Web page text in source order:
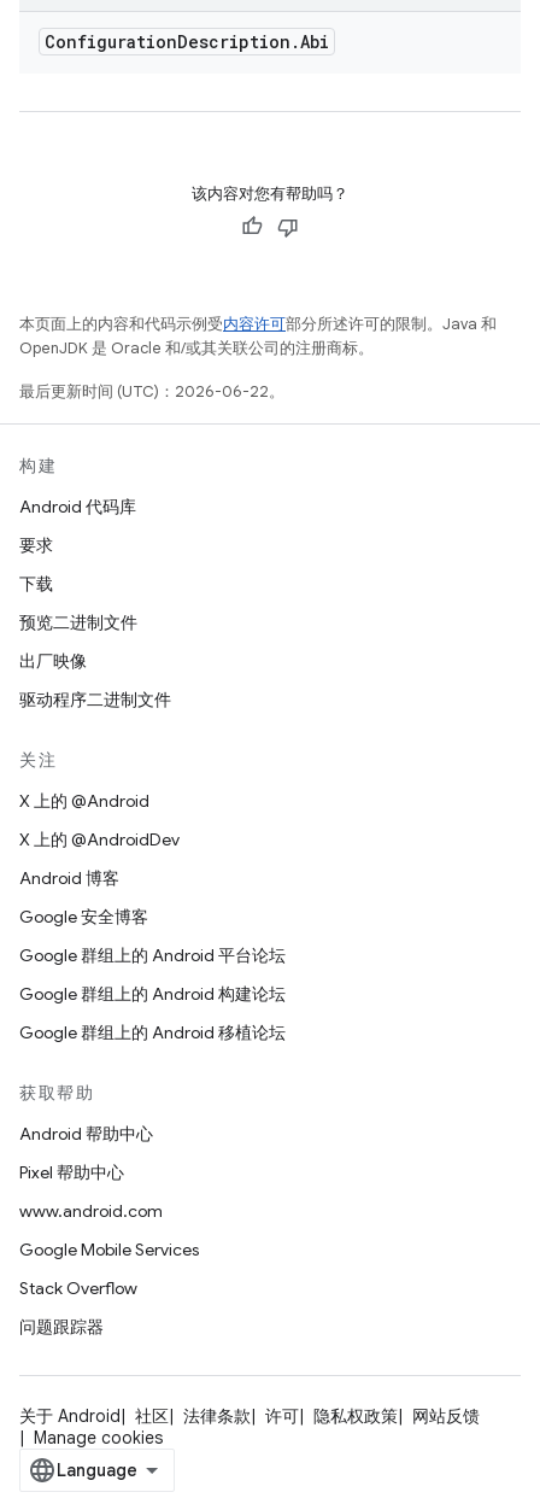
ConfigurationDescription .Abi
该内容对您有帮助吗？
本页面上的内容和代码示例受内容许可部分所述许可的限制。Java 和
OpenJDK 是 Oracle 和/或其关联公司的注册商标。
最后更新时间 (UTC)：2026-06-22。
构建
Android 代码库
要求
下载
预览二进制文件
出厂映像
驱动程序二进制文件
关注
X 上的 @Android
X 上的 @AndroidDev
Android 博客
Google 安全博客
Google 群组上的 Android 平台论坛
Google 群组上的 Android 构建论坛
Google 群组上的 Android 移植论坛
获取帮助
Android 帮助中心
Pixel 帮助中心
www.android.com
Google Mobile Services
Stack Overflow
问题跟踪器
关于 Android 社区 法律条款 许可 隐私权政策
网站反馈
Manage cookies